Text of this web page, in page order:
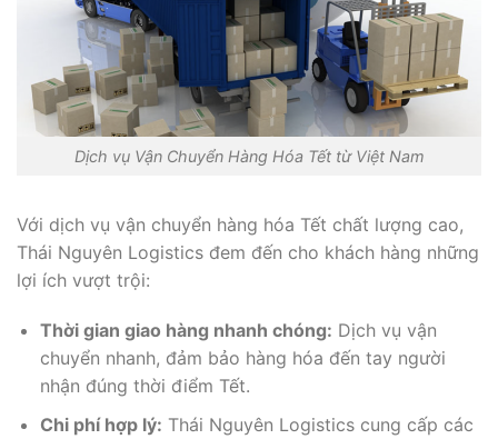
Dịch vụ Vận Chuyển Hàng Hóa Tết từ Việt Nam
Với dịch vụ vận chuyển hàng hóa Tết chất lượng cao,
Thái Nguyên Logistics đem đến cho khách hàng những
lợi ích vượt trội:
Thời gian giao hàng nhanh chóng: Dịch vụ vận
chuyển nhanh, đảm bảo hàng hóa đến tay người
nhận đúng thời điểm Tết.
Chi phí hợp lý: Thái Nguyên Logistics cung cấp các